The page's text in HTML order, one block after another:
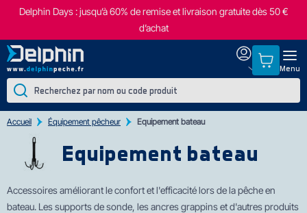
Delphin Days : jusqu’à 60% de remise et livraison gratuite dès 50 €
d’achat
Menu
Accueil Équipement pêcheur Equipement bateau
Equipement bateau
Accessoires améliorant le confort et l'efficacité lors de la pêche en
bateau. Les supports de sonde, les ancres grappins et d'autres produits